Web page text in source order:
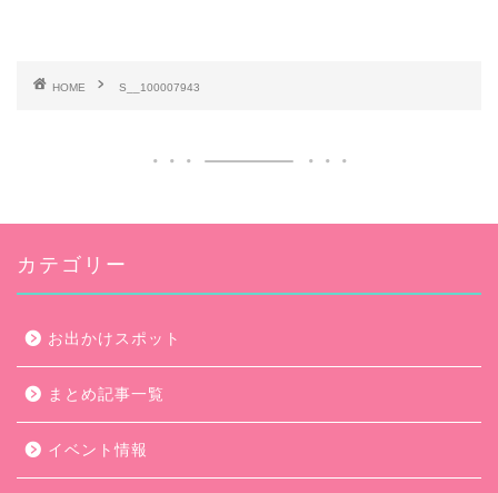
HOME S__100007943
カテゴリー
お出かけスポット
まとめ記事一覧
イベント情報